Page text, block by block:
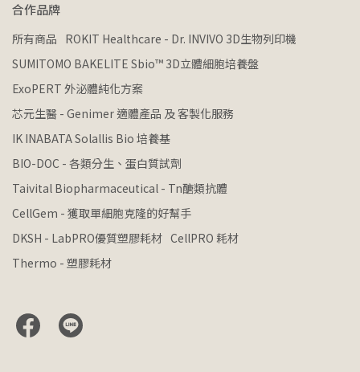
合作品牌
所有商品 ROKIT Healthcare - Dr. INVIVO 3D生物列印機
SUMITOMO BAKELITE Sbio™ 3D立體細胞培養盤
ExoPERT 外泌體純化方案
芯元生醫 - Genimer 適體產品 及 客製化服務
IK INABATA Solallis Bio 培養基
BIO-DOC - 各類分生、蛋白質試劑
Taivital Biopharmaceutical - Tn醣類抗體
CellGem - 獲取單細胞克隆的好幫手
DKSH - LabPRO優質塑膠耗材 CellPRO 耗材
Thermo - 塑膠耗材